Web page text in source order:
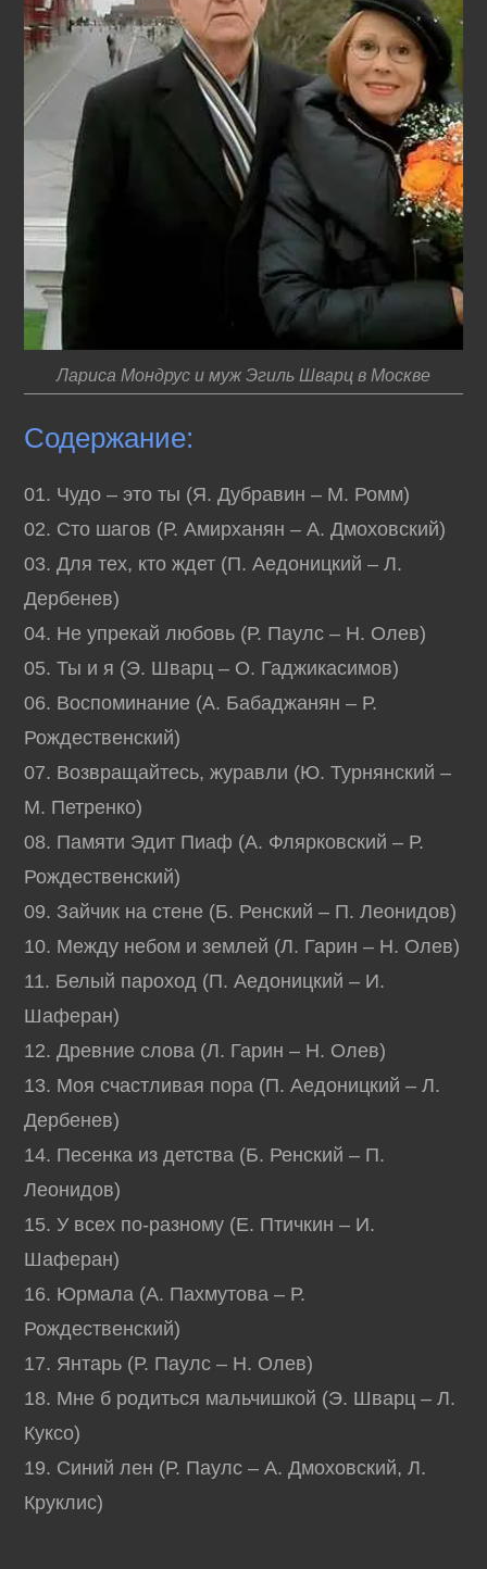
Лариса Мондрус и муж Эгиль Шварц в Москве
Содержание:
01. Чудо – это ты (Я. Дубравин – М. Ромм)
02. Сто шагов (Р. Амирханян – А. Дмоховский)
03. Для тех, кто ждет (П. Аедоницкий – Л.
Дербенев)
04. Не упрекай любовь (Р. Паулс – Н. Олев)
05. Ты и я (Э. Шварц – О. Гаджикасимов)
06. Воспоминание (А. Бабаджанян – Р.
Рождественский)
07. Возвращайтесь, журавли (Ю. Турнянский –
М. Петренко)
08. Памяти Эдит Пиаф (А. Флярковский – Р.
Рождественский)
09. Зайчик на стене (Б. Ренский – П. Леонидов)
10. Между небом и землей (Л. Гарин – Н. Олев)
11. Белый пароход (П. Аедоницкий – И.
Шаферан)
12. Древние слова (Л. Гарин – Н. Олев)
13. Моя счастливая пора (П. Аедоницкий – Л.
Дербенев)
14. Песенка из детства (Б. Ренский – П.
Леонидов)
15. У всех по-разному (Е. Птичкин – И.
Шаферан)
16. Юрмала (А. Пахмутова – Р.
Рождественский)
17. Янтарь (Р. Паулс – Н. Олев)
18. Мне б родиться мальчишкой (Э. Шварц – Л.
Куксо)
19. Синий лен (Р. Паулс – А. Дмоховский, Л.
Круклис)